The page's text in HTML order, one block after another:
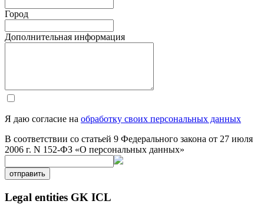
Город
Дополнительная информация
Я даю согласие на обработку своих персональных данных
В соответствии со статьей 9 Федерального закона от 27 июля
2006 г. N 152-ФЗ «О персональных данных»
отправить
Legal entities GK ICL